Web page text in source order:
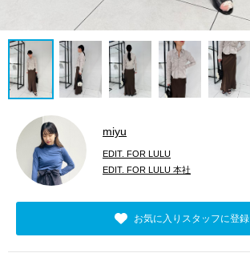
miyu
EDIT. FOR LULU
EDIT. FOR LULU 本社
お気に入りスタッフに登録